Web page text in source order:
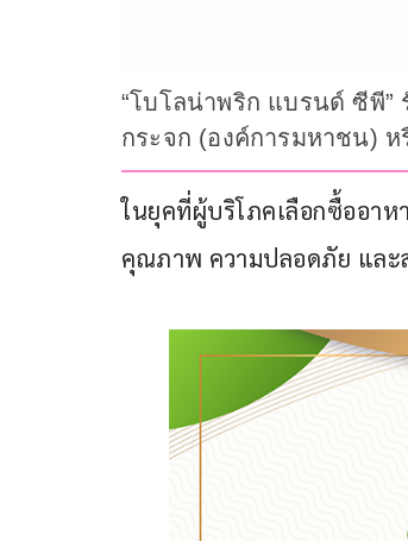
“โบโลน่าพริก แบรนด์ ซีพี”
กระจก (องค์การมหาชน) ห
ในยุคที่ผู้บริโภคเลือกซื้ออาห
คุณภาพ ความปลอดภัย และ